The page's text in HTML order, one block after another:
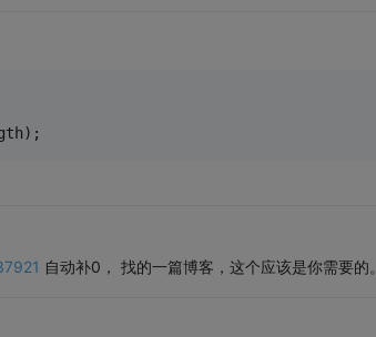
自动补0， 找的一篇博客，这个应该是你需要的。